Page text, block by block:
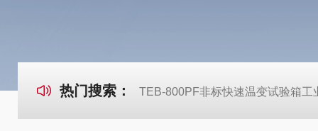
热门搜索： TEB-800PF非标快速温变试验箱工